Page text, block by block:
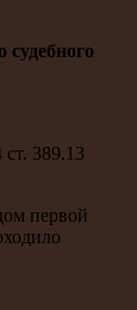
389.13
первой